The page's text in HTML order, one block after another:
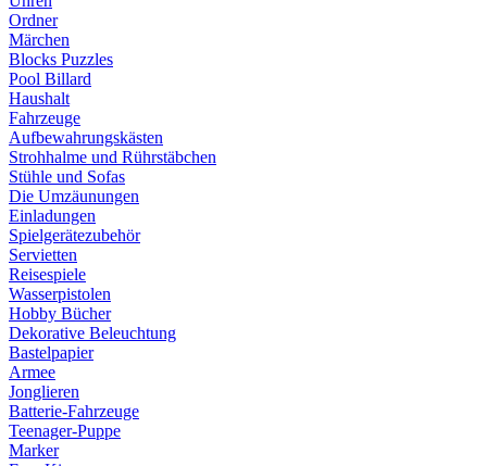
Ordner
Märchen
Blocks Puzzles
Pool Billard
Haushalt
Fahrzeuge
Aufbewahrungskästen
Strohhalme und Rührstäbchen
Stühle und Sofas
Die Umzäunungen
Einladungen
Spielgerätezubehör
Servietten
Reisespiele
Wasserpistolen
Hobby Bücher
Dekorative Beleuchtung
Bastelpapier
Armee
Jonglieren
Batterie-Fahrzeuge
Teenager-Puppe
Marker